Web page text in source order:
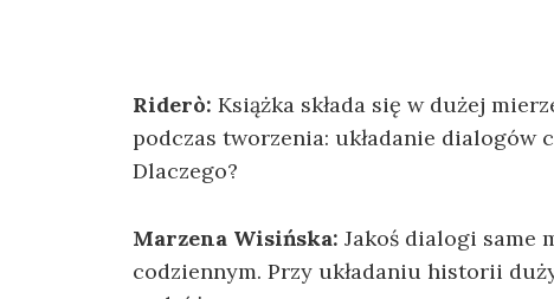
Riderò: Książka składa się w dużej
podczas tworzenia: układanie dialogów
Dlaczego?
Marzena Wisińska: Jakoś dialogi same
codziennym. Przy układaniu historii